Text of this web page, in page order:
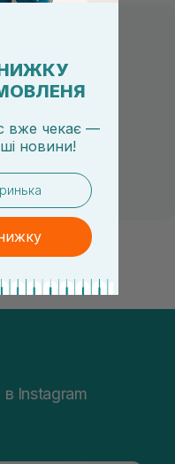
UAH
в Instagram
вже чекає —
новини!